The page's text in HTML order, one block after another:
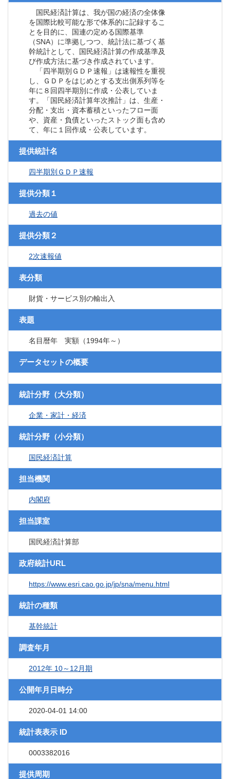
国民経済計算は、我が国の経済の全体像
を国際比較可能な形で体系的に記録するこ
とを目的に、国連の定める国際基準
（SNA）に準拠しつつ、統計法に基づく基
幹統計として、国民経済計算の作成基準及
び作成方法に基づき作成されています。
「四半期別ＧＤＰ速報」は速報性を重視
し、ＧＤＰをはじめとする支出側系列等を
年に８回四半期別に作成・公表していま
す。「国民経済計算年次推計」は、生産・
分配・支出・資本蓄積といったフロー面
や、資産・負債といったストック面も含め
て、年に１回作成・公表しています。
提供統計名
四半期別ＧＤＰ速報
提供分類１
過去の値
提供分類２
2次速報値
表分類
財貨・サービス別の輸出入
表題
名目暦年 実額（1994年～）
データセットの概要
統計分野（大分類）
企業・家計・経済
統計分野（小分類）
国民経済計算
担当機関
内閣府
担当課室
国民経済計算部
政府統計URL
https://www.esri.cao.go.jp/jp/sna/menu.html
統計の種類
基幹統計
調査年月
2012年 10～12月期
公開年月日時分
2020-04-01 14:00
統計表表示 ID
0003382016
提供周期